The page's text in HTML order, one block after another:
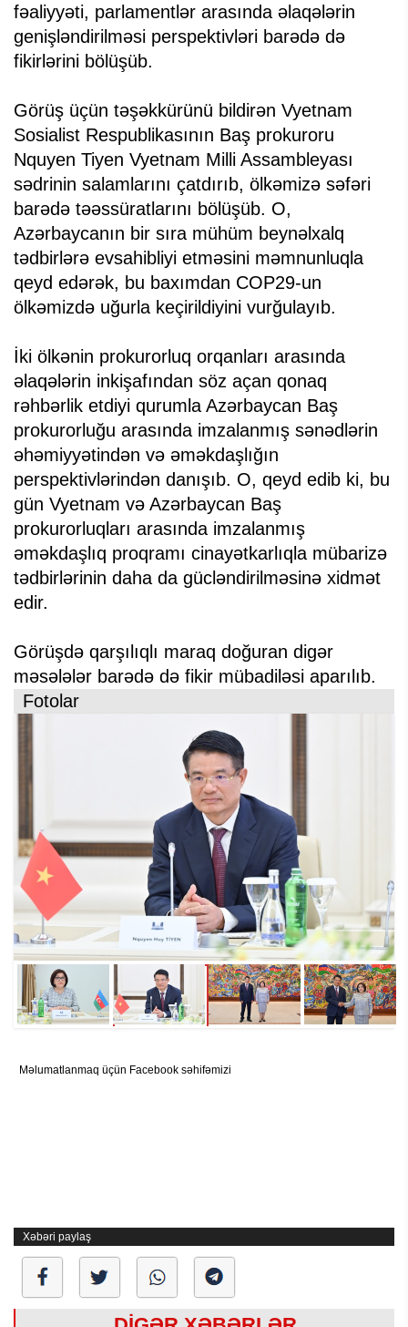
fəaliyyəti, parlamentlər arasında əlaqələrin
genişləndirilməsi perspektivləri barədə də
fikirlərini bölüşüb.
Görüş üçün təşəkkürünü bildirən Vyetnam
Sosialist Respublikasının Baş prokuroru
Nquyen Tiyen Vyetnam Milli Assambleyası
sədrinin salamlarını çatdırıb, ölkəmizə səfəri
barədə təəssüratlarını bölüşüb. O,
Azərbaycanın bir sıra mühüm beynəlxalq
tədbirlərə evsahibliyi etməsini məmnunluqla
qeyd edərək, bu baxımdan COP29-un
ölkəmizdə uğurla keçirildiyini vurğulayıb.
İki ölkənin prokurorluq orqanları arasında
əlaqələrin inkişafından söz açan qonaq
rəhbərlik etdiyi qurumla Azərbaycan Baş
prokurorluğu arasında imzalanmış sənədlərin
əhəmiyyətindən və əməkdaşlığın
perspektivlərindən danışıb. O, qeyd edib ki, bu
gün Vyetnam və Azərbaycan Baş
prokurorluqları arasında imzalanmış
əməkdaşlıq proqramı cinayətkarlıqla mübarizə
tədbirlərinin daha da gücləndirilməsinə xidmət
edir.
Görüşdə qarşılıqlı maraq doğuran digər
məsələlər barədə də fikir mübadiləsi aparılıb.
Fotolar
Məlumatlanmaq üçün Facebook səhifəmizi
Xəbəri paylaş